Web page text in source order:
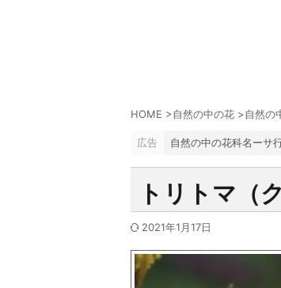
HOME >自然の中の花 >自然の
広告 自然の中の花科名ーサ
トリトマ（
2021年1月17日